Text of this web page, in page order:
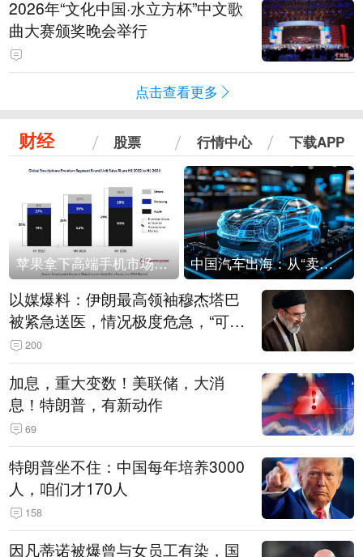
2026年“文化中国·水立方杯”中文歌
曲大赛颁奖晚会举行
点击查看更多
财经 股票 行情中心 下载APP
苹果拿下高端手机市场65%的份额：iPhone 17系列功不可没 中国汽车出海：从“卖出去”到“走进去”
以媒爆料：伊朗最高领袖穆杰塔巴
被紧急送医，情况极度危急，“可能
随时会死去”
200
加息，重大变数！美联储，大消
息！特朗普，有新动作
69
特朗普坐不住：中国每年培养3000
人，咱们才170人
158
因凡蒂诺被爆曾与女员工有染，国